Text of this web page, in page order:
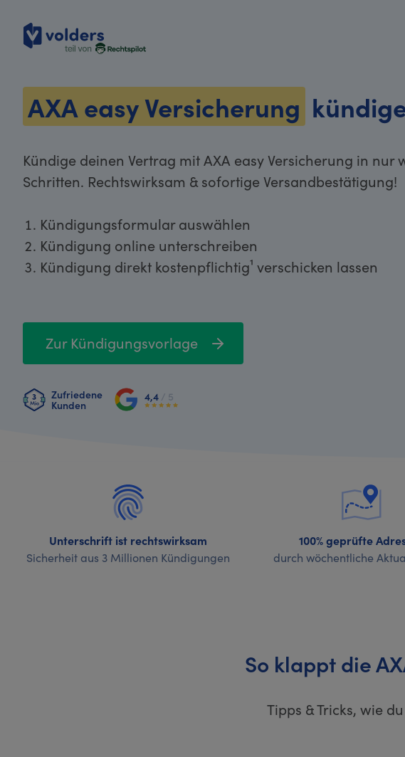
AXA easy Versicherung
Kündige deinen Vertrag mit AXA easy Versicherung in nur
Schritten. Rechtswirksam & sofortige Versandbestätigung!
Kündigungsformular auswählen
Kündigung online unterschreiben
Kündigung direkt kostenpflichtig¹ verschicken lassen
Zur Kündigungsvorlage
Zufriedene
Kunden
4,4 / 5
Unterschrift ist rechtswirksam
Sicherheit aus 3 Millionen Kündigungen
100% geprüfte
durch wöchentliche
So klappt die
Tipps & Tricks, wie